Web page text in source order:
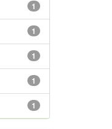
1
1
1
1
1